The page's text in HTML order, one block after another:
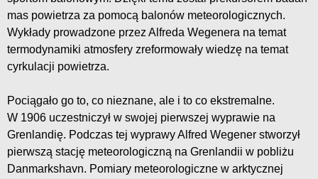
mas powietrza za pomocą balonów meteorologicznych.
Wykłady prowadzone przez Alfreda Wegenera na temat
termodynamiki atmosfery zreformowały wiedzę na temat
cyrkulacji powietrza.
Pociągało go to, co nieznane, ale i to co ekstremalne.
W 1906 uczestniczył w swojej pierwszej wyprawie na
Grenlandię. Podczas tej wyprawy Alfred Wegener stworzył
pierwszą stację meteorologiczną na Grenlandii w pobliżu
Danmarkshavn. Pomiary meteorologiczne w arktycznej